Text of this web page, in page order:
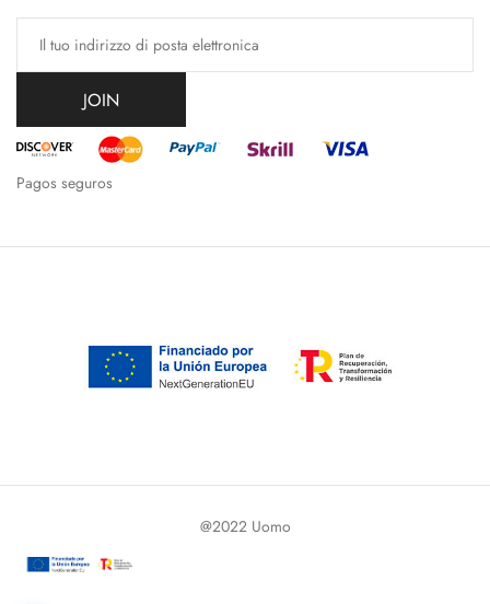
JOIN
Pagos seguros
@2022 Uomo